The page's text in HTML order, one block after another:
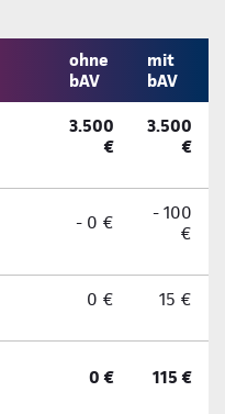
ohne
bAV
mit
bAV
3.500
€
3.500
€
- 0 €
- 100
€
0 € 15 €
0 € 115 €